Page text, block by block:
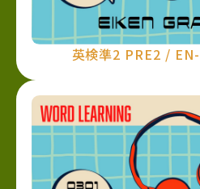
英検準2 PRE2 /